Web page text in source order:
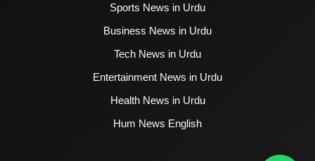
Sports News in Urdu
Business News in Urdu
Tech News in Urdu
Entertainment News in Urdu
Health News in Urdu
Hum News English